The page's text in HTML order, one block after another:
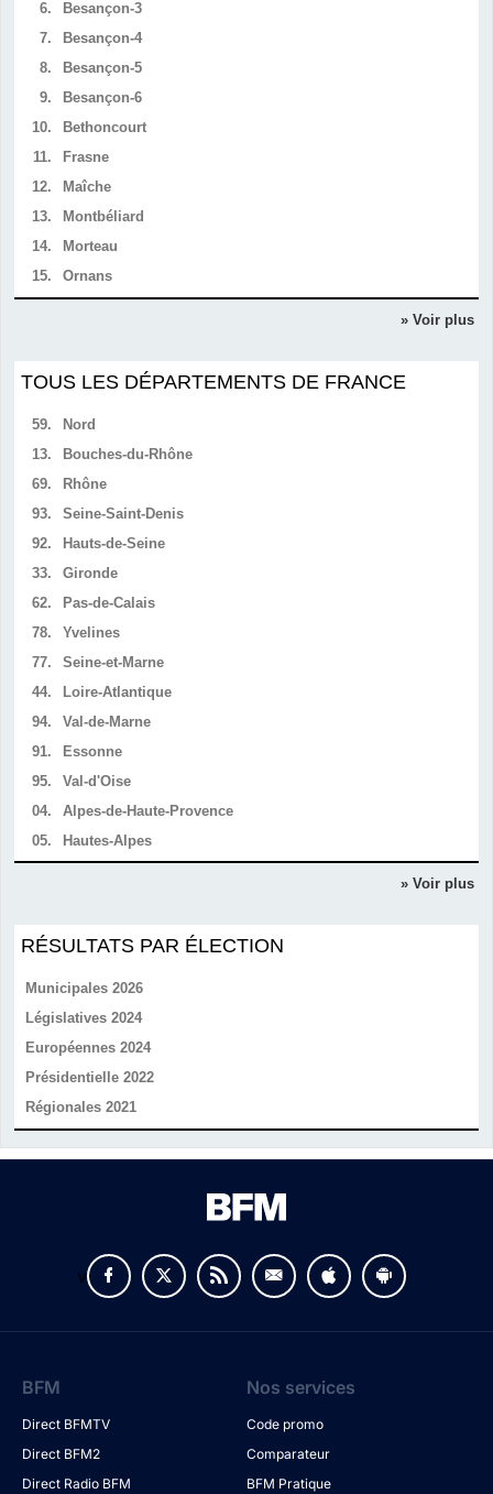
6.
Besançon-3
7.
Besançon-4
8.
Besançon-5
9.
Besançon-6
10.
Bethoncourt
11.
Frasne
12.
Maîche
13.
Montbéliard
14.
Morteau
15.
Ornans
» Voir plus
TOUS LES DÉPARTEMENTS DE FRANCE
59.
Nord
13.
Bouches-du-Rhône
69.
Rhône
93.
Seine-Saint-Denis
92.
Hauts-de-Seine
33.
Gironde
62.
Pas-de-Calais
78.
Yvelines
77.
Seine-et-Marne
44.
Loire-Atlantique
94.
Val-de-Marne
91.
Essonne
95.
Val-d'Oise
04.
Alpes-de-Haute-Provence
05.
Hautes-Alpes
» Voir plus
RÉSULTATS PAR ÉLECTION
Municipales 2026
Législatives 2024
Européennes 2024
Présidentielle 2022
Régionales 2021
v
BFM
Direct BFMTV
Direct BFM2
Direct Radio BFM
Nos services
Code promo
Comparateur
BFM Pratique